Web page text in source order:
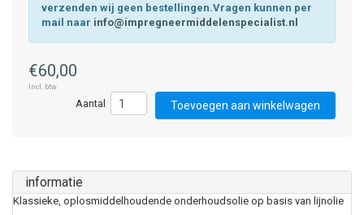
verzenden wij geen bestellingen.Vragen kunnen per
mail naar info@impregneermiddelenspecialist.nl
€60,00
Incl. btw
Toevoegen aan winkelwagen
informatie
Klassieke, oplosmiddelhoudende onderhoudsolie op basis van lijnolie